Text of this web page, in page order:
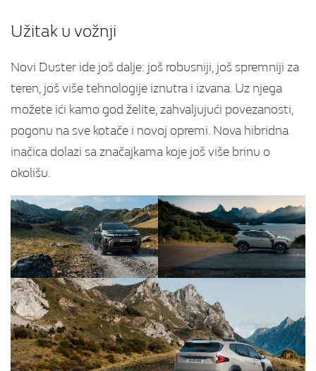
Užitak u vožnji
Novi Duster ide još dalje: još robusniji, još spremniji za
teren, još više tehnologije iznutra i izvana. Uz njega
možete ići kamo god želite, zahvaljujući povezanosti,
pogonu na sve kotače i novoj opremi. Nova hibridna
inačica dolazi sa značajkama koje još više brinu o
okolišu.